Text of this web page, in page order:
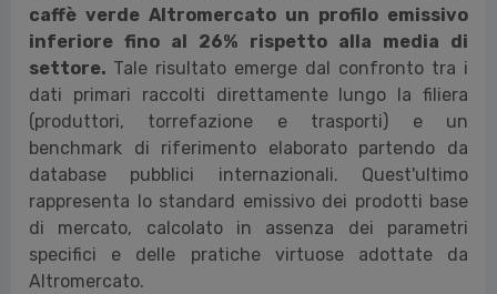
caffè verde Altromercato un profilo emissivo
inferiore fino al 26% rispetto alla media di
settore. Tale risultato emerge dal confronto tra i
dati primari raccolti direttamente lungo la filiera
(produttori, torrefazione e trasporti) e un
benchmark di riferimento elaborato partendo da
database pubblici internazionali. Quest'ultimo
rappresenta lo standard emissivo dei prodotti base
di mercato, calcolato in assenza dei parametri
specifici e delle pratiche virtuose adottate da
Altromercato.